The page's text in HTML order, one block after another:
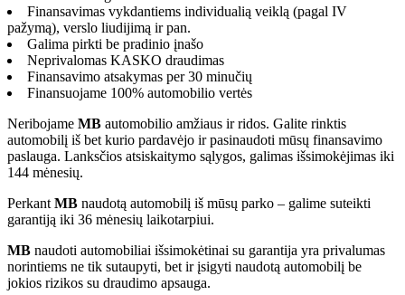
Finansavimas vykdantiems individualią veiklą (pagal IV
pažymą), verslo liudijimą ir pan.
Galima pirkti be pradinio įnašo
Neprivalomas KASKO draudimas
Finansavimo atsakymas per 30 minučių
Finansuojame 100% automobilio vertės
Neribojame MB automobilio amžiaus ir ridos. Galite rinktis
automobilį iš bet kurio pardavėjo ir pasinaudoti mūsų finansavimo
paslauga. Lanksčios atsiskaitymo sąlygos, galimas išsimokėjimas iki
144 mėnesių.
Perkant MB naudotą automobilį iš mūsų parko – galime suteikti
garantiją iki 36 mėnesių laikotarpiui.
MB naudoti automobiliai išsimokėtinai su garantija yra privalumas
norintiems ne tik sutaupyti, bet ir įsigyti naudotą automobilį be
jokios rizikos su draudimo apsauga.